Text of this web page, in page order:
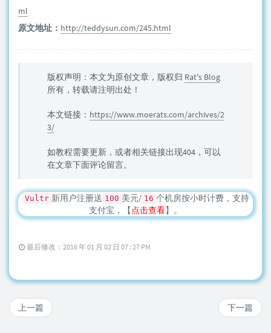
ml
原文地址： http://teddysun.com/245.html
版权声明：本文为原创文章，版权归 Rat's Blog
所有，转载请注明出处！
本文链接： https://www.moerats.com/archives/2
3/
如教程需要更新，或者相关链接出现404，可以
在文章下面评论留言。
Vultr 新用户注册送 100 美元/ 16 个机房按小时计费，支持
支付宝，【 点击查看】。
最后修改：2016 年 01 月 02 日 07 : 27 PM
下一篇
上一篇